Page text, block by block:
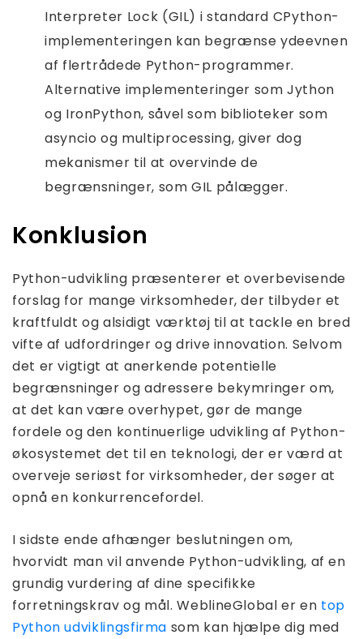
Interpreter Lock (GIL) i standard CPython-
implementeringen kan begrænse ydeevnen
af ​​flertrådede Python-programmer.
Alternative implementeringer som Jython
og IronPython, såvel som biblioteker som
asyncio og multiprocessing, giver dog
mekanismer til at overvinde de
begrænsninger, som GIL pålægger.
Konklusion
Python-udvikling præsenterer et overbevisende
forslag for mange virksomheder, der tilbyder et
kraftfuldt og alsidigt værktøj til at tackle en bred
vifte af udfordringer og drive innovation. Selvom
det er vigtigt at anerkende potentielle
begrænsninger og adressere bekymringer om,
at det kan være overhypet, gør de mange
fordele og den kontinuerlige udvikling af Python-
økosystemet det til en teknologi, der er værd at
overveje seriøst for virksomheder, der søger at
opnå en konkurrencefordel.
I sidste ende afhænger beslutningen om,
hvorvidt man vil anvende Python-udvikling, af en
grundig vurdering af dine specifikke
forretningskrav og mål. WeblineGlobal er en top
Python udviklingsfirma som kan hjælpe dig med